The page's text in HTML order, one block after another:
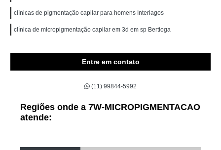
clínicas de pigmentação capilar para homens Interlagos
clínica de micropigmentação capilar em 3d em sp Bertioga
Entre em contato
(11) 99844-5992
Regiões onde a 7W-MICROPIGMENTACAO
atende: